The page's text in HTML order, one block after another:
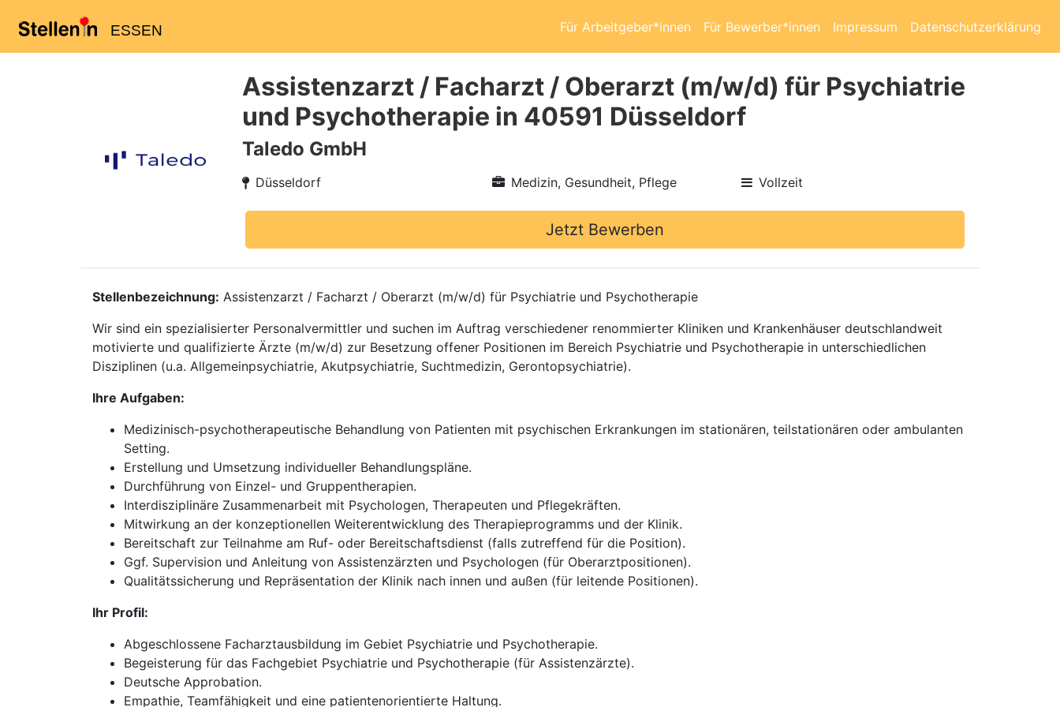
ESSEN Für Arbeitgeber*innen Für Bewerber*innen Impressum Datenschutzerklärung
Assistenzarzt / Facharzt / Oberarzt (m/w/d) für Psychiatrie
und Psychotherapie in 40591 Düsseldorf
Taledo GmbH
Düsseldorf Medizin, Gesundheit, Pflege Vollzeit
Jetzt Bewerben
Stellenbezeichnung: Assistenzarzt / Facharzt / Oberarzt (m/w/d) für Psychiatrie und Psychotherapie
Wir sind ein spezialisierter Personalvermittler und suchen im Auftrag verschiedener renommierter Kliniken und Krankenhäuser deutschlandweit
motivierte und qualifizierte Ärzte (m/w/d) zur Besetzung offener Positionen im Bereich Psychiatrie und Psychotherapie in unterschiedlichen
Disziplinen (u.a. Allgemeinpsychiatrie, Akutpsychiatrie, Suchtmedizin, Gerontopsychiatrie).
Ihre Aufgaben:
Medizinisch-psychotherapeutische Behandlung von Patienten mit psychischen Erkrankungen im stationären, teilstationären oder ambulanten
Setting.
Erstellung und Umsetzung individueller Behandlungspläne.
Durchführung von Einzel- und Gruppentherapien.
Interdisziplinäre Zusammenarbeit mit Psychologen, Therapeuten und Pflegekräften.
Mitwirkung an der konzeptionellen Weiterentwicklung des Therapieprogramms und der Klinik.
Bereitschaft zur Teilnahme am Ruf- oder Bereitschaftsdienst (falls zutreffend für die Position).
Ggf. Supervision und Anleitung von Assistenzärzten und Psychologen (für Oberarztpositionen).
Qualitätssicherung und Repräsentation der Klinik nach innen und außen (für leitende Positionen).
Ihr Profil:
Abgeschlossene Facharztausbildung im Gebiet Psychiatrie und Psychotherapie.
Begeisterung für das Fachgebiet Psychiatrie und Psychotherapie (für Assistenzärzte).
Deutsche Approbation.
Empathie, Teamfähigkeit und eine patientenorientierte Haltung.